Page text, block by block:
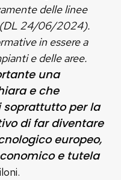
delle linee
(DL 24/06/2024).
in essere a
e delle aree.
una
e che
per la
di far diventare
europeo,
e tutela